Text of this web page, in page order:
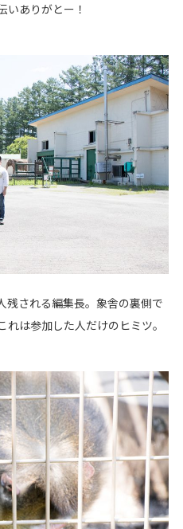
いありがとー！
残される編集長。象舎の裏側で
は参加した人だけのヒミツ。